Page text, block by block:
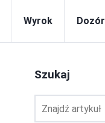
Wyrok Dozór
Szukaj